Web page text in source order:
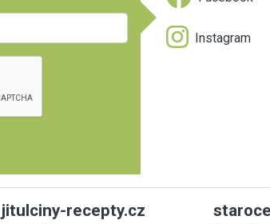
Instagram
jitulciny-recepty.cz